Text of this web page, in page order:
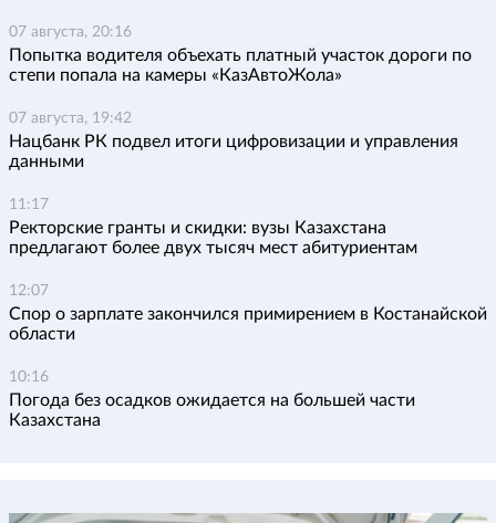
07 августа, 20:16
Попытка водителя объехать платный участок дороги по
степи попала на камеры «КазАвтоЖола»
07 августа, 19:42
Нацбанк РК подвел итоги цифровизации и управления
данными
11:17
Ректорские гранты и скидки: вузы Казахстана
предлагают более двух тысяч мест абитуриентам
12:07
Спор о зарплате закончился примирением в Костанайской
области
10:16
Погода без осадков ожидается на большей части
Казахстана